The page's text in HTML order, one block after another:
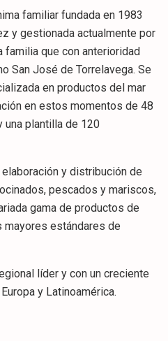
familiar fundada en 1983
y gestionada actualmente por
familia que con anterioridad
San José de Torrelavega. Se
en productos del mar
en estos momentos de 48
una plantilla de 120
y distribución de
pescados y mariscos,
gama de productos de
estándares de
líder y con un creciente
y Latinoamérica.